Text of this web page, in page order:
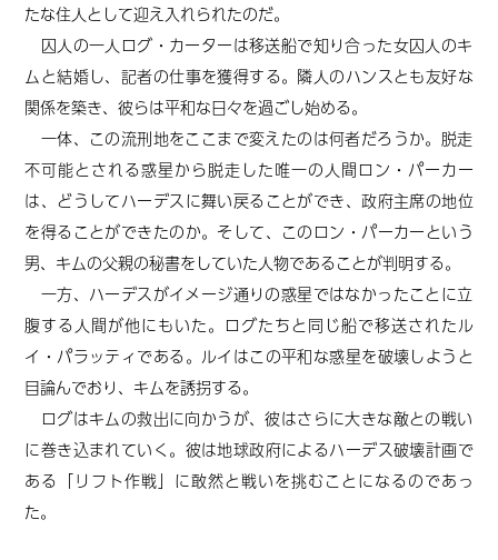
たな住人として迎え入れられたのだ。
囚人の一人ログ・カーターは移送船で知り合った女囚人のキ
ムと結婚し、記者の仕事を獲得する。隣人のハンスとも友好な
関係を築き、彼らは平和な日々を過ごし始める。
一体、この流刑地をここまで変えたのは何者だろうか。脱走
不可能とされる惑星から脱走した唯一の人間ロン・パーカー
は、どうしてハーデスに舞い戻ることができ、政府主席の地位
を得ることができたのか。そして、このロン・パーカーという
男、キムの父親の秘書をしていた人物であることが判明する。
一方、ハーデスがイメージ通りの惑星ではなかったことに立
腹する人間が他にもいた。ログたちと同じ船で移送されたル
イ・パラッティである。ルイはこの平和な惑星を破壊しようと
目論んでおり、キムを誘拐する。
ログはキムの救出に向かうが、彼はさらに大きな敵との戦い
に巻き込まれていく。彼は地球政府によるハーデス破壊計画で
ある「リフト作戦」に敢然と戦いを挑むことになるのであっ
た。